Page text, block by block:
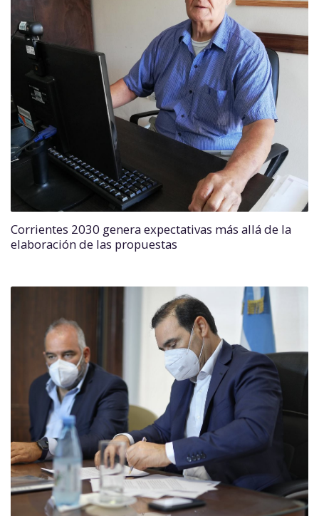
Corrientes 2030 genera expectativas más allá de la
elaboración de las propuestas